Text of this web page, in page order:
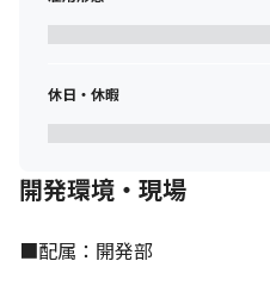
休日・休暇
開発環境・現場
■配属：開発部